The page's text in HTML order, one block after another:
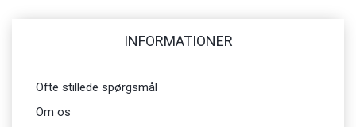
INFORMATIONER
Ofte stillede spørgsmål
Om os